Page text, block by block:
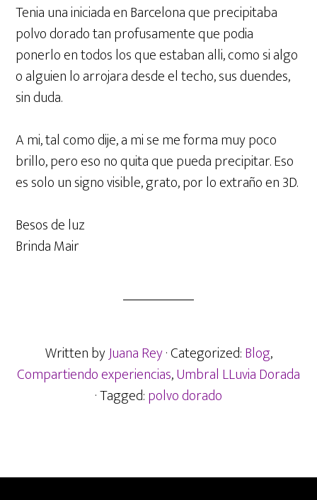
Tenia una iniciada en Barcelona que precipitaba
polvo dorado tan profusamente que podia
ponerlo en todos los que estaban alli, como si algo
o alguien lo arrojara desde el techo, sus duendes,
sin duda.
A mi, tal como dije, a mi se me forma muy poco
brillo, pero eso no quita que pueda precipitar. Eso
es solo un signo visible, grato, por lo extraño en 3D.
Besos de luz
Brinda Mair
Written byJuana Rey· Categorized:Blog,
Compartiendo experiencias,Umbral LLuvia Dorada
· Tagged:polvo dorado